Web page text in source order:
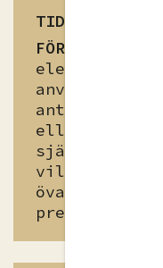
TID
FÖRBEREDELSE
eleverna
använda sig
antingen ett
eller ett du
själv vilka
vill betona,
öva på olika